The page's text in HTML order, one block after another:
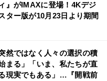
』がIMAXに登場！4Kデジ
ター版が10月23日より期間
然ではなく人々の選択の積
まる」「いま、私たちが直
現実でもある」…『開戦前